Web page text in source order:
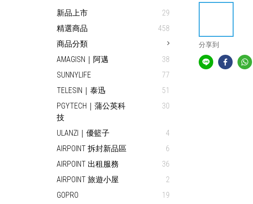
新品上市
29
精選商品
458
商品分類
AMAGISN｜阿邁
38
SUNNYLIFE
77
TELESIN｜泰迅
51
PGYTECH｜蒲公英科
技
30
ULANZI｜優籃子
4
AIRPOINT 拆封新品區
6
AIRPOINT 出租服務
36
AIRPOINT 旅遊小屋
2
GOPRO
19
分享到